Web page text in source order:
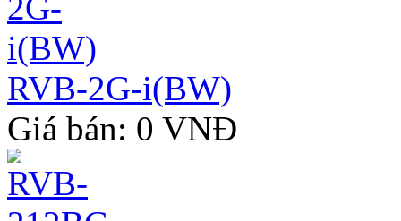
RVB-2G-i(BW)
Giá bán: 0 VNĐ